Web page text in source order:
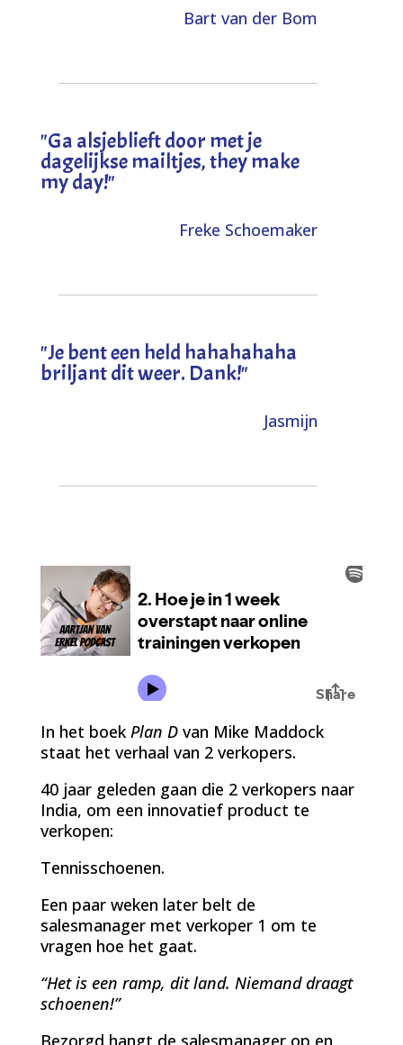
Bart van der Bom
"Ga alsjeblieft door met je
dagelijkse mailtjes, they make
my day!"
Freke Schoemaker
"Je bent een held hahahahaha
briljant dit weer. Dank!"
Jasmijn
In het boek Plan Dvan Mike Maddock
staat het verhaal van 2 verkopers.
40 jaar geleden gaan die 2 verkopers naar
India, om een innovatief product te
verkopen:
Tennisschoenen.
Een paar weken later belt de
salesmanager met verkoper 1 om te
vragen hoe het gaat.
“Het is een ramp, dit land. Niemand draagt
schoenen!”
Bezorgd hangt de salesmanager op en